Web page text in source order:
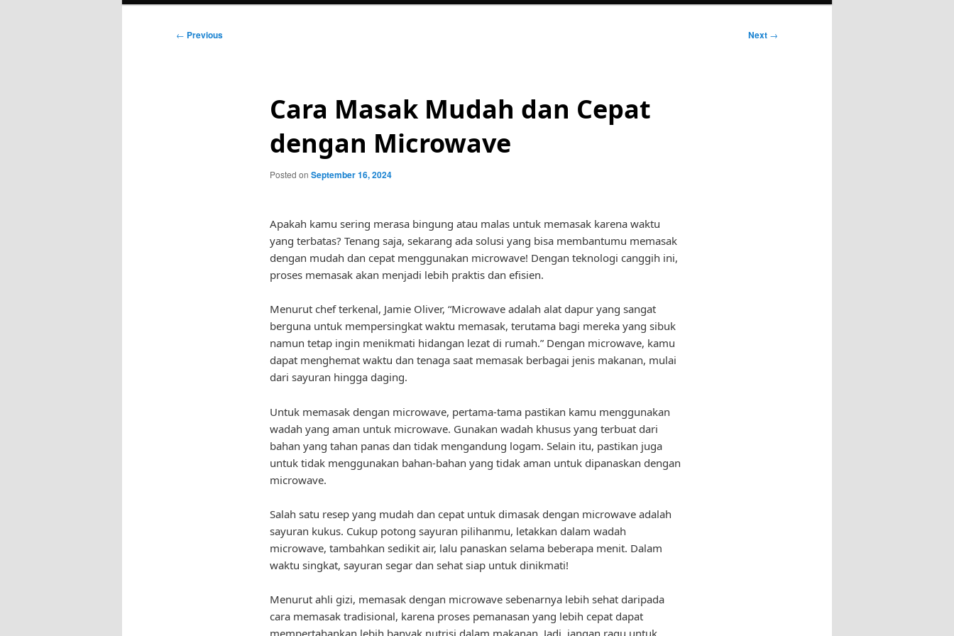
Post
← Previous Next →
Cara Masak Mudah dan Cepat
dengan Microwave
Posted on September 16, 2024
Apakah kamu sering merasa bingung atau malas untuk memasak karena waktu
yang terbatas? Tenang saja, sekarang ada solusi yang bisa membantumu memasak
dengan mudah dan cepat menggunakan microwave! Dengan teknologi canggih ini,
proses memasak akan menjadi lebih praktis dan efisien.
Menurut chef terkenal, Jamie Oliver, “Microwave adalah alat dapur yang sangat
berguna untuk mempersingkat waktu memasak, terutama bagi mereka yang sibuk
namun tetap ingin menikmati hidangan lezat di rumah.” Dengan microwave, kamu
dapat menghemat waktu dan tenaga saat memasak berbagai jenis makanan, mulai
dari sayuran hingga daging.
Untuk memasak dengan microwave, pertama-tama pastikan kamu menggunakan
wadah yang aman untuk microwave. Gunakan wadah khusus yang terbuat dari
bahan yang tahan panas dan tidak mengandung logam. Selain itu, pastikan juga
untuk tidak menggunakan bahan-bahan yang tidak aman untuk dipanaskan dengan
microwave.
Salah satu resep yang mudah dan cepat untuk dimasak dengan microwave adalah
sayuran kukus. Cukup potong sayuran pilihanmu, letakkan dalam wadah
microwave, tambahkan sedikit air, lalu panaskan selama beberapa menit. Dalam
waktu singkat, sayuran segar dan sehat siap untuk dinikmati!
Menurut ahli gizi, memasak dengan microwave sebenarnya lebih sehat daripada
cara memasak tradisional, karena proses pemanasan yang lebih cepat dapat